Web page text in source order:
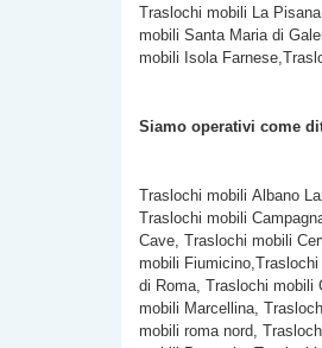
Traslochi mobili La
mobili Santa Maria di
mobili Isola
Siamo operativi come
Traslochi mobili Albano
Traslochi mobili
Cave, Traslochi mobili
mobili
di Roma, Traslochi mobili
mobili Marcellina,
mobili roma nord,